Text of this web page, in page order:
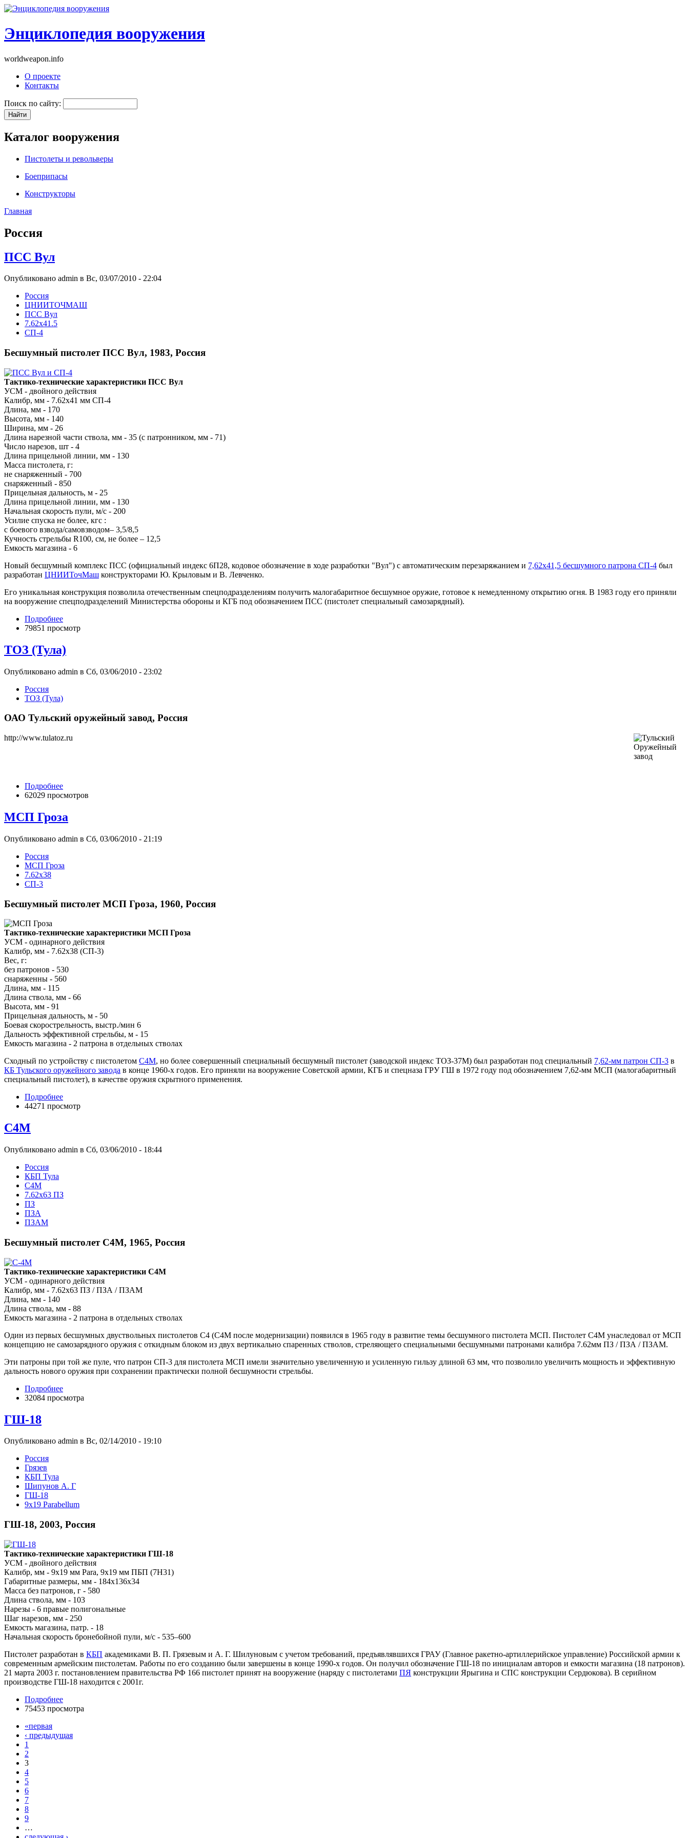
Энциклопедия вооружения
worldweapon.info
О проекте
Контакты
Поиск по сайту:
Каталог вооружения
Пистолеты и револьверы
Боеприпасы
Конструкторы
Главная
Росcия
ПСС Вул
Опубликовано admin в Вс, 03/07/2010 - 22:04
Росcия
ЦНИИТОЧМАШ
ПСС Вул
7.62x41.5
СП-4
Бесшумный пистолет ПСС Вул, 1983, Россия
Тактико-технические характеристики ПСС Вул
УСМ - двойного действия
Калибр, мм - 7.62x41 мм СП-4
Длина, мм - 170
Высота, мм - 140
Ширина, мм - 26
Длина нарезной части ствола, мм - 35 (с патронником, мм - 71)
Число нарезов, шт - 4
Длина прицельной линии, мм - 130
Масса пистолета, г:
не снаряженный - 700
снаряженный - 850
Прицельная дальность, м - 25
Длина прицельной линии, мм - 130
Начальная скорость пули, м/с - 200
Усилие спуска не более, кгс :
с боевого взвода/самовзводом– 3,5/8,5
Кучность стрельбы R100, см, не более – 12,5
Емкость магазина - 6
Новый бесшумный комплекс ПСС (официальный индекс 6П28, кодовое обозначение в ходе разработки "Вул") с автоматическим перезаряжанием и 7,62х41,5 бесшумного патрона СП-4 был
разработан ЦНИИТочМаш конструкторами Ю. Крыловым и В. Левченко.
Его уникальная конструкция позволила отечественным спецподразделениям получить малогабаритное бесшумное оружие, готовое к немедленному открытию огня. В 1983 году его приняли
на вооружение спецподразделений Министерства обороны и КГБ под обозначением ПСС (пистолет специальный самозарядный).
Подробнее
79851 просмотр
ТОЗ (Тула)
Опубликовано admin в Сб, 03/06/2010 - 23:02
Росcия
ТОЗ (Тула)
ОАО Тульский оружейный завод, Россия
http://www.tulatoz.ru
Подробнее
62029 просмотров
МСП Гроза
Опубликовано admin в Сб, 03/06/2010 - 21:19
Росcия
МСП Гроза
7.62x38
СП-3
Бесшумный пистолет МСП Гроза, 1960, Россия
Тактико-технические характеристики МСП Гроза
УСМ - одинарного действия
Калибр, мм - 7.62x38 (СП-3)
Вес, г:
без патронов - 530
снаряженны - 560
Длина, мм - 115
Длина ствола, мм - 66
Высота, мм - 91
Прицельная дальность, м - 50
Боевая скорострельность, выстр./мин 6
Дальность эффективной стрельбы, м - 15
Емкость магазина - 2 патрона в отдельных стволах
Сходный по устройству с пистолетом С4М, но более совершенный специальный бесшумный пистолет (заводской индекс ТОЗ-37М) был разработан под специальный 7,62-мм патрон СП-3 в
КБ Тульского оружейного завода в конце 1960-х годов. Его приняли на вооружение Советской армии, КГБ и спецназа ГРУ ГШ в 1972 году под обозначением 7,62-мм МСП (малогабаритный
специальный пистолет), в качестве оружия скрытного применения.
Подробнее
44271 просмотр
С4М
Опубликовано admin в Сб, 03/06/2010 - 18:44
Росcия
КБП Тула
С4М
7.62x63 ПЗ
ПЗ
ПЗА
ПЗАМ
Бесшумный пистолет С4М, 1965, Россия
Тактико-технические характеристики С4М
УСМ - одинарного действия
Калибр, мм - 7.62x63 ПЗ / ПЗА / ПЗАМ
Длина, мм - 140
Длина ствола, мм - 88
Емкость магазина - 2 патрона в отдельных стволах
Один из первых бесшумных двуствольных пистолетов С4 (С4М после модернизации) появился в 1965 году в развитие темы бесшумного пистолета МСП. Пистолет С4М унаследовал от МСП
концепцию не самозарядного оружия с откидным блоком из двух вертикально спаренных стволов, стреляющего специальными бесшумными патронами калибра 7.62мм ПЗ / ПЗА / ПЗАМ.
Эти патроны при той же пуле, что патрон СП-3 для пистолета МСП имели значительно увеличенную и усиленную гильзу длиной 63 мм, что позволило увеличить мощность и эффективную
дальность нового оружия при сохранении практически полной бесшумности стрельбы.
Подробнее
32084 просмотра
ГШ-18
Опубликовано admin в Вс, 02/14/2010 - 19:10
Росcия
Грязев
КБП Тула
Шипунов А. Г
ГШ-18
9x19 Parabellum
ГШ-18, 2003, Россия
Тактико-технические характеристики ГШ-18
УСМ - двойного действия
Калибр, мм - 9х19 мм Para, 9x19 мм ПБП (7Н31)
Габаритные размеры, мм - 184x136x34
Масса без патронов, г - 580
Длина ствола, мм - 103
Нарезы - 6 правые полигональные
Шаг нарезов, мм - 250
Емкость магазина, патр. - 18
Начальная скорость бронебойной пули, м/с - 535–600
Пистолет разработан в КБП академиками В. П. Грязевым и А. Г. Шилуновым с учетом требований, предъявлявшихся ГРАУ (Главное ракетно-артиллерийское управление) Российской армии к
современным армейским пистолетам. Работы по его созданию были завершены в конце 1990-х годов. Он получил обозначение ГШ-18 по инициалам авторов и емкости магазина (18 патронов).
21 марта 2003 г. постановлением правительства РФ 166 пистолет принят на вооружение (наряду с пистолетами ПЯ конструкции Ярыгина и СПС конструкции Сердюкова). В серийном
производстве ГШ-18 находится с 2001г.
Подробнее
75453 просмотра
«первая
‹ предыдущая
1
2
3
4
5
6
7
8
9
…